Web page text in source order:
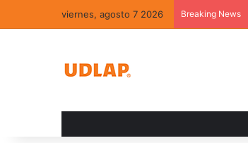
viernes, agosto 7 2026 Breaking News